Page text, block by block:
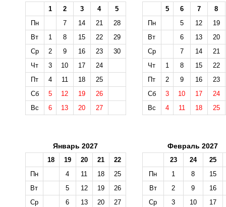
1 2 3 4
5
Пн
7 14 21
28
Вт
1 8 15 22
29
Ср
2 9 16 23
30
Чт
3 10 17
24
Пт
4 11 18
25
Сб
5 12 19
26
Вс
6 13 20 27
5 6 7
8
Пн
5 12
19
Вт
6 13
20
Ср
7 14
21
Чт
1 8 15
22
Пт
2 9 16
23
Сб
3 10 17
24
Вс
4 11 18 25
Январь 2027
18 19 20 21
22
Пн
4 11 18
25
Вт
5 12 19
26
Ср
6 13 20
27
Февраль 2027
23 24
25
Пн
1 8
15
Вт
2 9
16
Ср
3 10
17